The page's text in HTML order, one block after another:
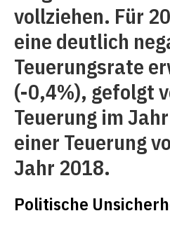
vollziehen. Für
eine deutlich
Teuerungsrate
(-0,4%), gefolgt
Teuerung im
einer Teuerung
Jahr 2018.
Politische